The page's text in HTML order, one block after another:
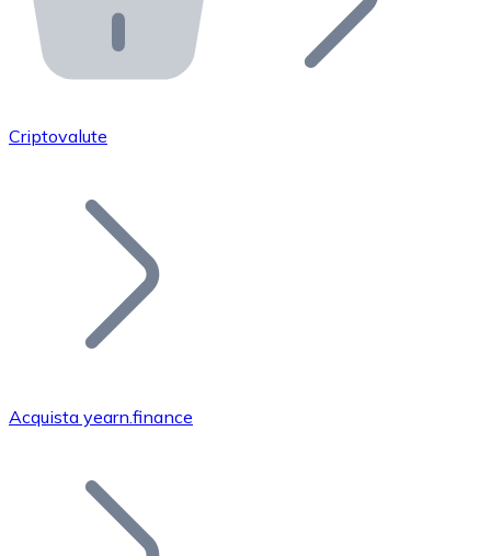
API Bitnovo
Integra la nostra API nel tuo ecosistema.
Unisciti alla nostra rete di rivenditori e
Aggiungi il token del tuo progetto al nostro servizio di
Bitcoin
Criptovalute
Acquista yearn.finance